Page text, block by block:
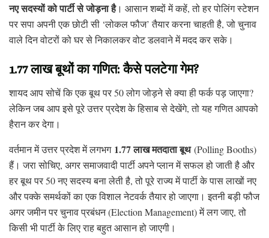
नए सदस्यों को पार्टी से जोड़ना है। आसान शब्दों में कहें, तो हर पोलिंग स्टेशन
पर सपा अपनी एक छोटी सी ‘लोकल फौज’ तैयार करना चाहती है, जो चुनाव
वाले दिन वोटरों को घर से निकालकर वोट डलवाने में मदद कर सके।
1.77 लाख बूथों का गणित: कैसे पलटेगा गेम?
शायद आप सोचें कि एक बूथ पर 50 लोग जोड़ने से क्या ही फर्क पड़ जाएगा?
लेकिन जब आप इसे पूरे उत्तर प्रदेश के हिसाब से देखेंगे, तो यह गणित आपको
हैरान कर देगा।
वर्तमान में उत्तर प्रदेश में लगभग 1.77 लाख मतदाता बूथ(Polling Booths)
हैं। जरा सोचिए, अगर समाजवादी पार्टी अपने प्लान में सफल हो जाती है और
हर बूथ पर 50 नए सदस्य बना लेती है, तो पूरे राज्य में पार्टी के पास लाखों नए
और पक्के समर्थकों का एक विशाल नेटवर्क तैयार हो जाएगा। इतनी बड़ी फौज
अगर जमीन पर चुनाव प्रबंधन (Election Management) में लग जाए, तो
किसी भी पार्टी के लिए राह बहुत आसान हो जाएगी।